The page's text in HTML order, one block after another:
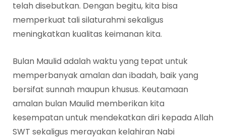
telah disebutkan. Dengan begitu, kita bisa
memperkuat tali silaturahmi sekaligus
meningkatkan kualitas keimanan kita.
Bulan Maulid adalah waktu yang tepat untuk
memperbanyak amalan dan ibadah, baik yang
bersifat sunnah maupun khusus. Keutamaan
amalan bulan Maulid memberikan kita
kesempatan untuk mendekatkan diri kepada Allah
SWT sekaligus merayakan kelahiran Nabi